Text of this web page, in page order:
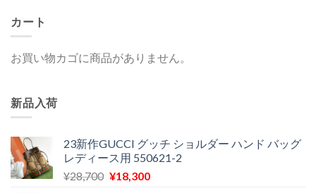
カート
お買い物カゴに商品がありません。
新品入荷
23新作GUCCI グッチ ショルダー ハンド バッグ
レディース用 550621-2
¥28,700 元
¥18,300現